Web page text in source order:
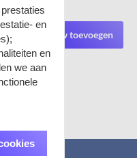
Review toevoegen
en
en
we aan